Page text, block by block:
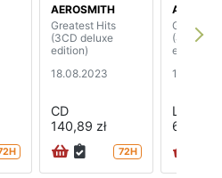
AEROSMITH
Greatest Hits
(3CD deluxe
edition)
18.08.2023
CD
140,89 zł
72H
Greatest
(4LP
edition)
LP
660,89